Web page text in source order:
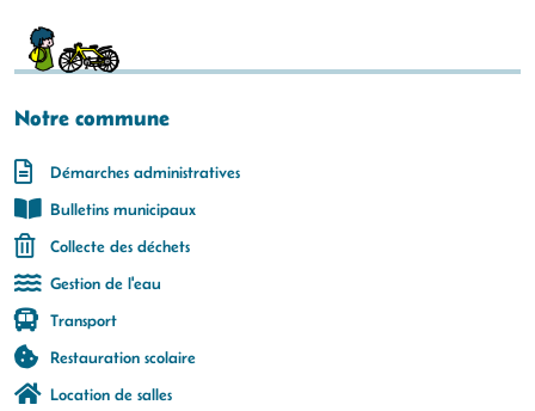
Notre commune
Démarches administratives
Bulletins municipaux
Collecte des déchets
Gestion de l'eau
Transport
Restauration scolaire
Location de salles